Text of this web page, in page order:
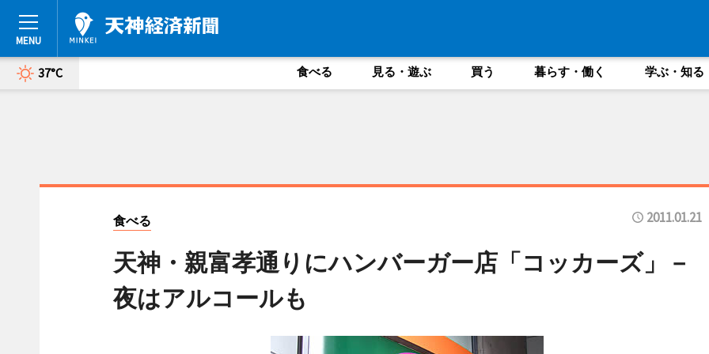
37°C 食べる 見る・遊ぶ 買う 暮らす・働く 学ぶ・知る
食べる 2011.01.21
天神・親富孝通りにハンバーガー店「コッカーズ」－
夜はアルコールも